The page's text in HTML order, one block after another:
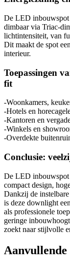
De LED
dimbaar via Triac-
lichtintensiteit, van
Dit maakt de spot
interieur.
Toepassingen
fit
-Woonkamers,
-Hotels en
-Kantoren en
-Winkels en
-Overdekte
Conclusie:
De LED inbouwspot
compact design,
Dankzij de
is deze downlight
als professionele
geringe
zoekt naar stijlvolle